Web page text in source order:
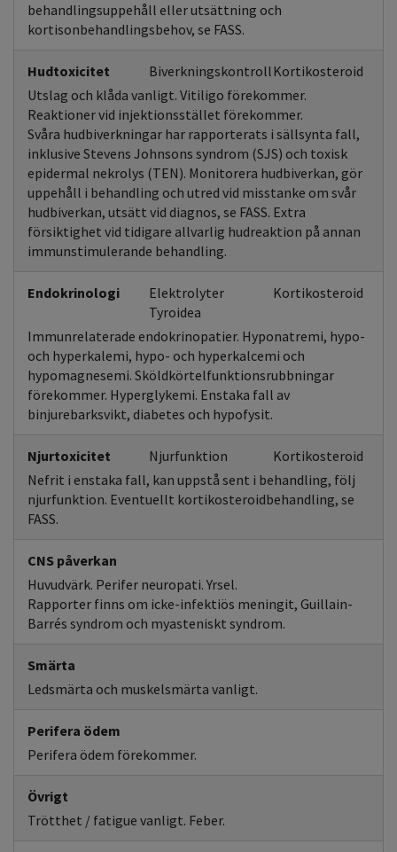
behandlingsuppehåll eller utsättning och
kortisonbehandlingsbehov, se FASS.
Hudtoxicitet BiverkningskontrollKortikosteroid
Utslag och klåda vanligt. Vitiligo förekommer.
Reaktioner vid injektionsstället förekommer.
Svåra hudbiverkningar har rapporterats i sällsynta fall,
inklusive Stevens Johnsons syndrom (SJS) och toxisk
epidermal nekrolys (TEN). Monitorera hudbiverkan, gör
uppehåll i behandling och utred vid misstanke om svår
hudbiverkan, utsätt vid diagnos, se FASS. Extra
försiktighet vid tidigare allvarlig hudreaktion på annan
immunstimulerande behandling.
Endokrinologi Elektrolyter
Kortikosteroid
Tyroidea
Immunrelaterade endokrinopatier. Hyponatremi, hypo-
och hyperkalemi, hypo- och hyperkalcemi och
hypomagnesemi. Sköldkörtelfunktionsrubbningar
förekommer. Hyperglykemi. Enstaka fall av
binjurebarksvikt, diabetes och hypofysit.
Njurtoxicitet Njurfunktion
Kortikosteroid
Nefrit i enstaka fall, kan uppstå sent i behandling, följ
njurfunktion. Eventuellt kortikosteroidbehandling, se
FASS.
CNS påverkan
Huvudvärk. Perifer neuropati. Yrsel.
Rapporter finns om icke-infektiös meningit, Guillain-
Barrés syndrom och myasteniskt syndrom.
Smärta
Ledsmärta och muskelsmärta vanligt.
Perifera ödem
Perifera ödem förekommer.
Övrigt
Trötthet / fatigue vanligt. Feber.